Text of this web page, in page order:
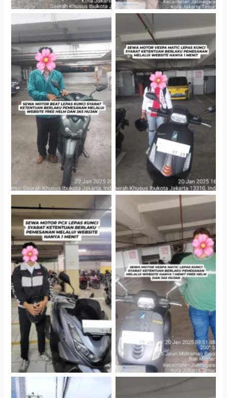
Cityplaza Jatinegara
Gedung Parkir P6A
Cityplaza Jatinegara
Gedung Parkir P6A
Hotel Kartika Chandra,
Jakarta Selatan
Cityplaza Jatinegara
Gedung Parkir P6A